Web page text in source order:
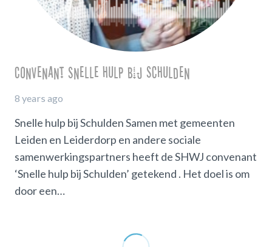
Convenant Snelle hulp bij schulden
8 years ago
Snelle hulp bij Schulden Samen met gemeenten
Leiden en Leiderdorp en andere sociale
samenwerkingspartners heeft de SHWJ convenant
‘Snelle hulp bij Schulden’ getekend . Het doel is om
door een…